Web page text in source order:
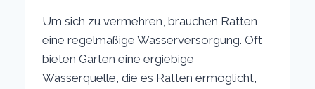
Um sich zu vermehren, brauchen Ratten
eine regelmäßige Wasserversorgung. Oft
bieten Gärten eine ergiebige
Wasserquelle, die es Ratten ermöglicht,